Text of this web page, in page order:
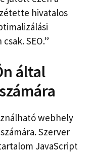
hivatalos
SEO.”
által
webhely
Szerver
JavaScript